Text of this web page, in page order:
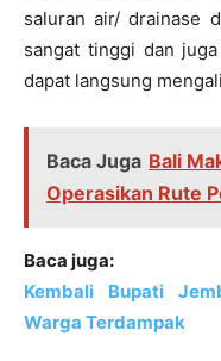
saluran air/ drainase
sangat tinggi dan
dapat langsung
Baca Juga Bali
Operasikan Rute
Baca juga:
Kembali Bupati
Warga Terdampak